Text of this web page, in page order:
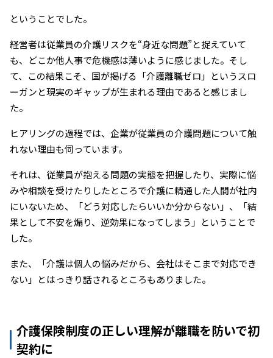
ということでした。
経営者は従業員の介護リスクを“身近な問題”と捉えていて
も、どこか他人事で危機感は薄いように感じました。そし
て、この結果こそ、国が掲げる「介護離職ゼロ」というスロ
ーガンと現実のギャップが生まれる理由であると感じまし
た。
ヒアリングの過程では、企業が従業員の介護問題について触
れない理由も伺っています。
それは、従業員が抱える問題の実態を把握したり、実際に悩
みや相談を受けたりしたところで介護に精通した人間が社内
にいないため、「どう対応したらいいか分からない」、「結
果として不安を煽り、逆効果になってしまう」ということで
した。
また、「介護は個人の悩みだから、会社はそこまで対応でき
ない」とはっきり話されるところもありました。
介護保険制度の正しい理解が離職を防いで初
契約に